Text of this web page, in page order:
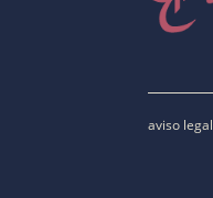
aviso legal